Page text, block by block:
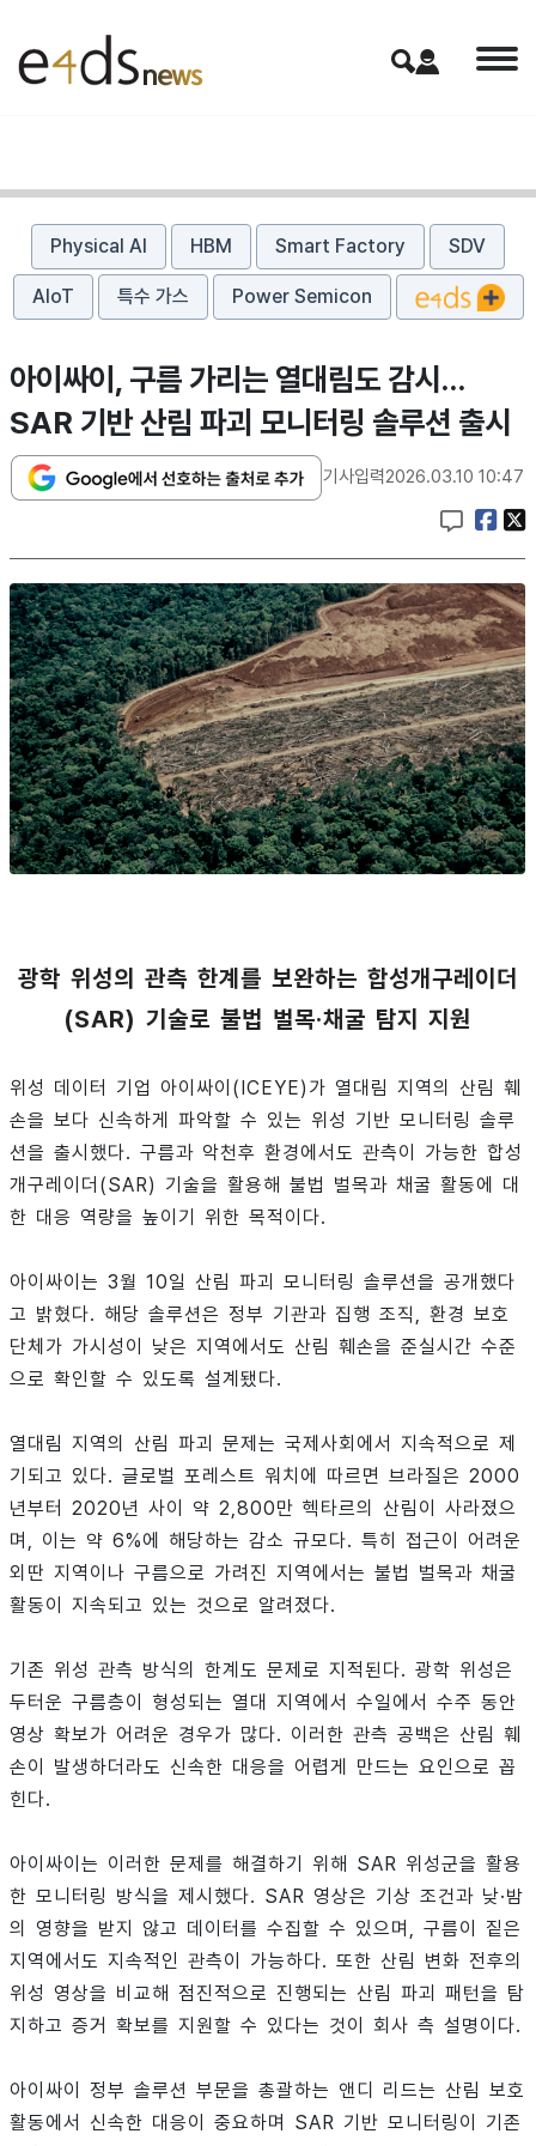
Physical AI HBM Smart Factory SDV
AIoT 특수 가스 Power Semicon
아이싸이, 구름 가리는 열대림도 감시…
SAR 기반 산림 파괴 모니터링 솔루션 출시
기사입력2026.03.10 10:47
광학 위성의 관측 한계를 보완하는 합성개구레이더
(SAR) 기술로 불법 벌목·채굴 탐지 지원
위성 데이터 기업 아이싸이(ICEYE)가 열대림 지역의 산림 훼
손을 보다 신속하게 파악할 수 있는 위성 기반 모니터링 솔루
션을 출시했다. 구름과 악천후 환경에서도 관측이 가능한 합성
개구레이더(SAR) 기술을 활용해 불법 벌목과 채굴 활동에 대
한 대응 역량을 높이기 위한 목적이다.
아이싸이는 3월 10일 산림 파괴 모니터링 솔루션을 공개했다
고 밝혔다. 해당 솔루션은 정부 기관과 집행 조직, 환경 보호
단체가 가시성이 낮은 지역에서도 산림 훼손을 준실시간 수준
으로 확인할 수 있도록 설계됐다.
열대림 지역의 산림 파괴 문제는 국제사회에서 지속적으로 제
기되고 있다. 글로벌 포레스트 워치에 따르면 브라질은 2000
년부터 2020년 사이 약 2,800만 헥타르의 산림이 사라졌으
며, 이는 약 6%에 해당하는 감소 규모다. 특히 접근이 어려운
외딴 지역이나 구름으로 가려진 지역에서는 불법 벌목과 채굴
활동이 지속되고 있는 것으로 알려졌다.
기존 위성 관측 방식의 한계도 문제로 지적된다. 광학 위성은
두터운 구름층이 형성되는 열대 지역에서 수일에서 수주 동안
영상 확보가 어려운 경우가 많다. 이러한 관측 공백은 산림 훼
손이 발생하더라도 신속한 대응을 어렵게 만드는 요인으로 꼽
힌다.
아이싸이는 이러한 문제를 해결하기 위해 SAR 위성군을 활용
한 모니터링 방식을 제시했다. SAR 영상은 기상 조건과 낮·밤
의 영향을 받지 않고 데이터를 수집할 수 있으며, 구름이 짙은
지역에서도 지속적인 관측이 가능하다. 또한 산림 변화 전후의
위성 영상을 비교해 점진적으로 진행되는 산림 파괴 패턴을 탐
지하고 증거 확보를 지원할 수 있다는 것이 회사 측 설명이다.
아이싸이 정부 솔루션 부문을 총괄하는 앤디 리드는 산림 보호
활동에서 신속한 대응이 중요하며 SAR 기반 모니터링이 기존